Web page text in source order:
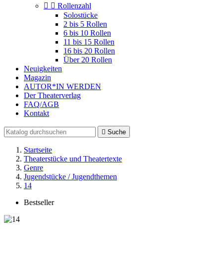
  Rollenzahl
Solostücke
2 bis 5 Rollen
6 bis 10 Rollen
11 bis 15 Rollen
16 bis 20 Rollen
Über 20 Rollen
Neuigkeiten
Magazin
AUTOR*IN WERDEN
Der Theaterverlag
FAQ/AGB
Kontakt
 Suche
Startseite
Theaterstücke und Theatertexte
Genre
Jugendstücke / Jugendthemen
14
Bestseller